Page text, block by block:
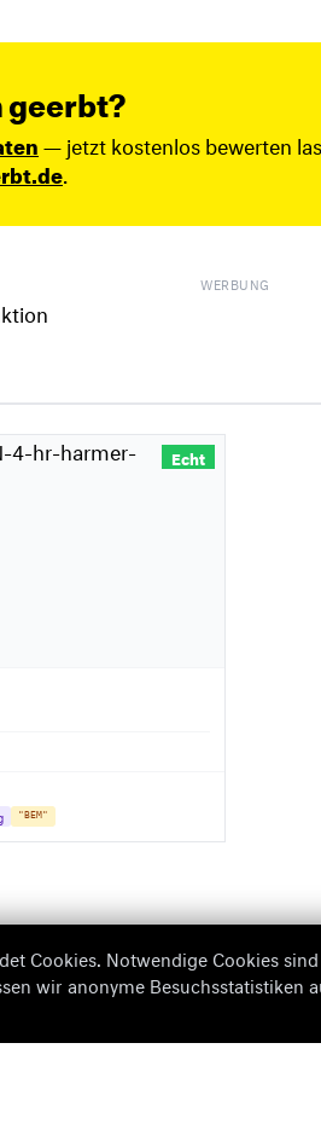
geerbt?
— jetzt kostenlos bewerten
WERBUNG
Echt
"BEM"
Cookies. Notwendige Cookies
wir anonyme Besuchsstatistiken